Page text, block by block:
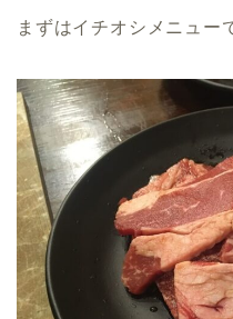
まずはイチオシメニュー